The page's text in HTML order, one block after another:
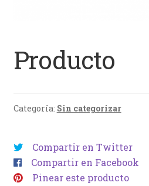
Producto
Categoría: Sin categorizar
Compartir en Twitter
Compartir en Facebook
Pinear este producto